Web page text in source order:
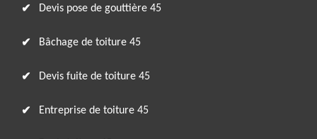
Devis pose de gouttière 45
Bâchage de toiture 45
Devis fuite de toiture 45
Entreprise de toiture 45